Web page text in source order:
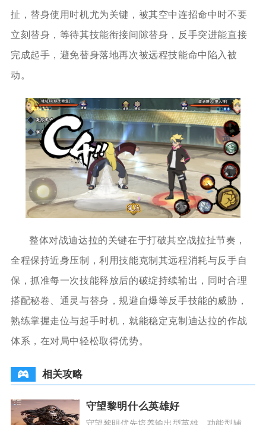
扯，替身使用时机尤为关键，被其空中连招命中时不要
立刻替身，等待其技能衔接间隙替身，反手突进能直接
完成起手，避免替身落地再次被远程技能命中陷入被
动。
整体对战迪达拉的关键在于打破其空战拉扯节奏，
全程保持近身压制，利用技能克制其远程消耗与反手自
保，抓准每一次技能释放后的破绽持续输出，同时合理
搭配秘卷、通灵与替身，规避自爆等反手技能的威胁，
熟练掌握走位与起手时机，就能稳定克制迪达拉的作战
体系，在对局中轻松取得优势。
相关攻略
守望黎明什么英雄好